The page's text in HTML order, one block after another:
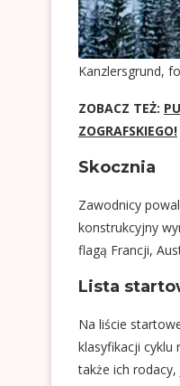
Kanzlersgrund,
ZOBACZ TEŻ:
ZOGRAFSKIEGO!
Skocznia
Zawodnicy
konstrukcyjny
flagą Francji,
Lista
Na liście
klasyfikacji cyklu
także ich rodacy,